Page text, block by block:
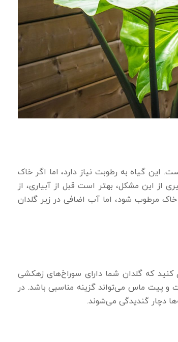
این گیاه به رطوبت نیاز دارد، اما اگر خاک
از این مشکل، بهتر است قبل از آبیاری، از
مرطوب شود، اما آب اضافی در زیر گلدان
که گلدان شما دارای سوراخ‌های زهکشی
و پیت ماس می‌تواند گزینه مناسبی باشد. در
دچار گندیدگی می‌شوند.